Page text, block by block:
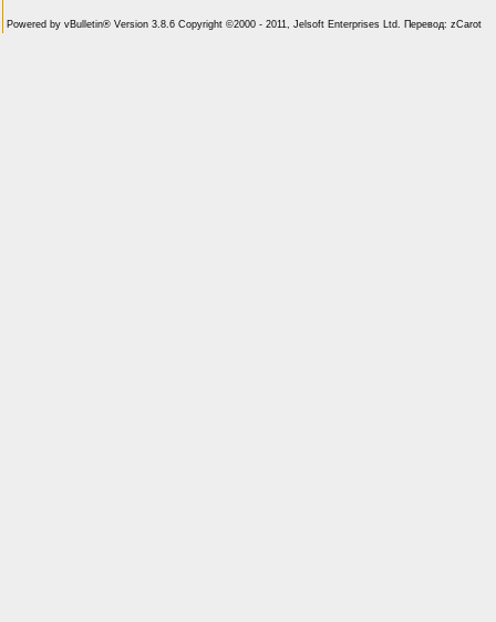
Powered by vBulletin® Version 3.8.6 Copyright ©2000 - 2011, Jelsoft Enterprises Ltd. Перевод: zCarot